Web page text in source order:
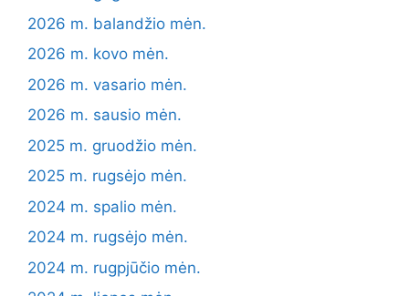
2026 m. balandžio mėn.
2026 m. kovo mėn.
2026 m. vasario mėn.
2026 m. sausio mėn.
2025 m. gruodžio mėn.
2025 m. rugsėjo mėn.
2024 m. spalio mėn.
2024 m. rugsėjo mėn.
2024 m. rugpjūčio mėn.